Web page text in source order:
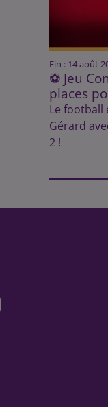
Fin : 14 août
⚽ Jeu
places
Le football
Gérard
2 !